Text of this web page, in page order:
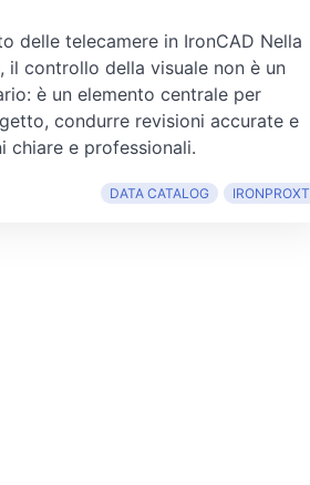
delle telecamere in IronCAD Nella
il controllo della visuale non è un
è un elemento centrale per
condurre revisioni accurate e
chiare e professionali.
DATA CATALOG IRONPROXT